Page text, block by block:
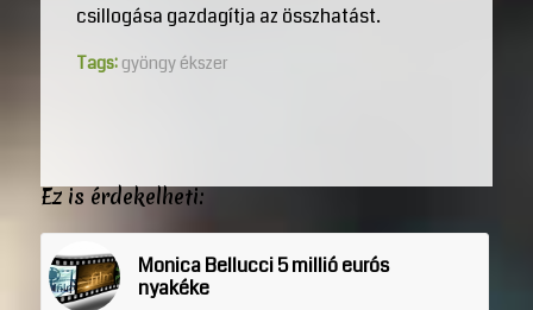
csillogása gazdagítja az összhatást.
Tags: gyöngy ékszer
Ez is érdekelheti:
Monica Bellucci 5 millió eurós
nyakéke